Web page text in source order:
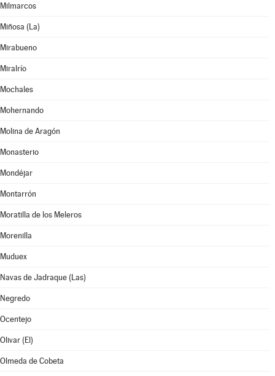
Milmarcos
Miñosa (La)
Mirabueno
Miralrío
Mochales
Mohernando
Molina de Aragón
Monasterio
Mondéjar
Montarrón
Moratilla de los Meleros
Morenilla
Muduex
Navas de Jadraque (Las)
Negredo
Ocentejo
Olivar (El)
Olmeda de Cobeta